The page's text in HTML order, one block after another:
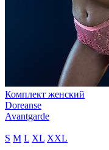
Комплект женский
Doreanse
Avantgarde
S M L XL XXL